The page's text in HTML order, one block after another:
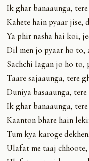
Ik ghar banaaunga,
Kahete hain pyaar jise,
Ya phir nasha hai koi,
Dil men jo pyaar ho to,
Sachchi lagan jo ho
Taare sajaaunga, tere
Duniya basaaunga, tere
Ik ghar banaaunga,
Kaanton bhare hain
Tum kya karoge
Ulafat me taaj